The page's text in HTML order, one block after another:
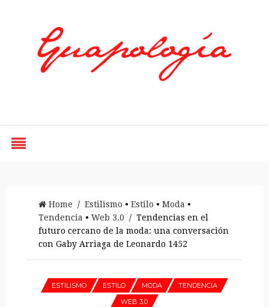
Home / Estilismo • Estilo • Moda •
Tendencia • Web 3.0 / Tendencias en el
futuro cercano de la moda: una conversación
con Gaby Arriaga de Leonardo 1452
ESTILISMO ESTILO MODA
TENDENCIA
WEB 3.0